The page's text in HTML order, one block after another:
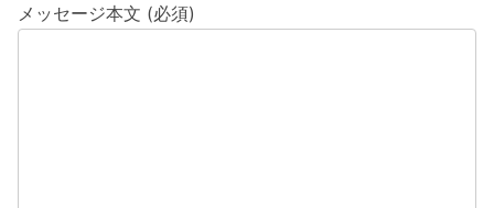
メッセージ本文 (必須)